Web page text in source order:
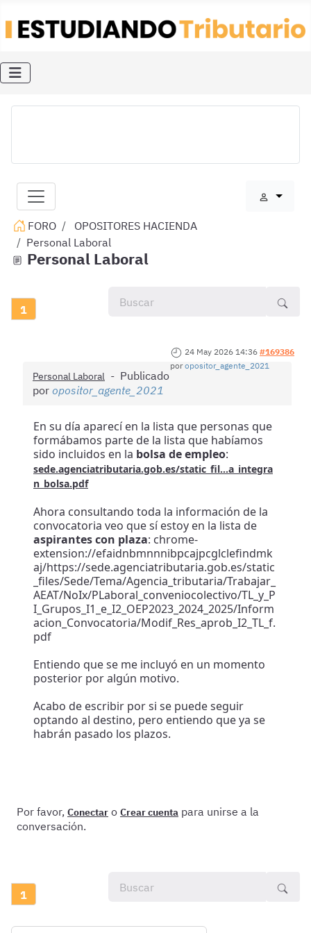
FORO
OPOSITORES HACIENDA
Personal Laboral
Personal Laboral
1
24 May 2026 14:36 #169386
poropositor_agente_2021
Personal Laboral
Publicado
por opositor_agente_2021
En su día aparecí en la lista que personas que
formábamos parte de la lista que habíamos
sido incluidos en la bolsa de empleo:
sede.agenciatributaria.gob.es/static_fil...a_integra
n_bolsa.pdf
Ahora consultando toda la información de la
convocatoria veo que sí estoy en la lista de
aspirantes con plaza: chrome-
extension://efaidnbmnnnibpcajpcglclefindmk
aj/https://sede.agenciatributaria.gob.es/static
_files/Sede/Tema/Agencia_tributaria/Trabajar_
AEAT/NoIx/PLaboral_conveniocolectivo/TL_y_P
I_Grupos_I1_e_I2_OEP2023_2024_2025/Inform
acion_Convocatoria/Modif_Res_aprob_I2_TL_f.
pdf
Entiendo que se me incluyó en un momento
posterior por algún motivo.
Acabo de escribir por si se puede seguir
optando al destino, pero entiendo que ya se
habrán pasado los plazos.
Por favor, Conectar o Crear cuenta para unirse a la
conversación.
1